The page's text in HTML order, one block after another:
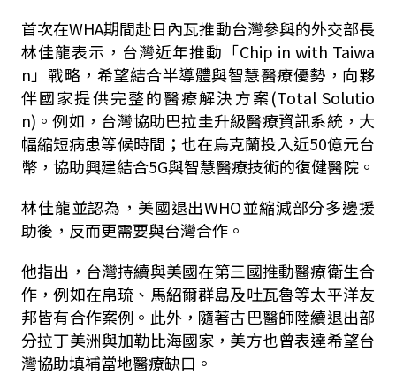
首次在WHA期間赴日內瓦推動台灣參與的外交部長
林佳龍表示，台灣近年推動「Chip in with Taiwa
n」戰略，希望結合半導體與智慧醫療優勢，向夥
伴國家提供完整的醫療解決方案(Total Solutio
n)。例如，台灣協助巴拉圭升級醫療資訊系統，大
幅縮短病患等候時間；也在烏克蘭投入近50億元台
幣，協助興建結合5G與智慧醫療技術的復健醫院。
林佳龍並認為，美國退出WHO並縮減部分多邊援
助後，反而更需要與台灣合作。
他指出，台灣持續與美國在第三國推動醫療衛生合
作，例如在帛琉、馬紹爾群島及吐瓦魯等太平洋友
邦皆有合作案例。此外，隨著古巴醫師陸續退出部
分拉丁美洲與加勒比海國家，美方也曾表達希望台
灣協助填補當地醫療缺口。